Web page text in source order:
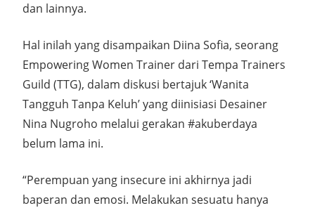
dan lainnya.
Hal inilah yang disampaikan Diina Sofia, seorang
Empowering Women Trainer dari Tempa Trainers
Guild (TTG), dalam diskusi bertajuk ‘Wanita
Tangguh Tanpa Keluh’ yang diinisiasi Desainer
Nina Nugroho melalui gerakan #akuberdaya
belum lama ini.
“Perempuan yang insecure ini akhirnya jadi
baperan dan emosi. Melakukan sesuatu hanya